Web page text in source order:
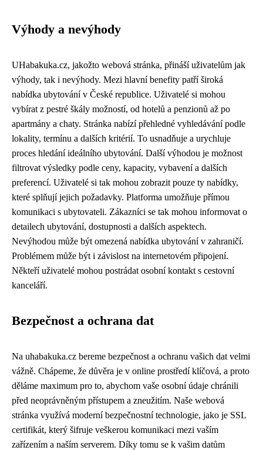
Výhody a nevýhody
UHabakuka.cz, jakožto webová stránka, přináší uživatelům jak
výhody, tak i nevýhody. Mezi hlavní benefity patří široká
nabídka ubytování v České republice. Uživatelé si mohou
vybírat z pestré škály možností, od hotelů a penzionů až po
apartmány a chaty. Stránka nabízí přehledné vyhledávání podle
lokality, termínu a dalších kritérií. To usnadňuje a urychluje
proces hledání ideálního ubytování. Další výhodou je možnost
filtrovat výsledky podle ceny, kapacity, vybavení a dalších
preferencí. Uživatelé si tak mohou zobrazit pouze ty nabídky,
které splňují jejich požadavky. Platforma umožňuje přímou
komunikaci s ubytovateli. Zákazníci se tak mohou informovat o
detailech ubytování, dostupnosti a dalších aspektech.
Nevýhodou může být omezená nabídka ubytování v zahraničí.
Problémem může být i závislost na internetovém připojení.
Někteří uživatelé mohou postrádat osobní kontakt s cestovní
kanceláří.
Bezpečnost a ochrana dat
Na uhabakuka.cz bereme bezpečnost a ochranu vašich dat velmi
vážně. Chápeme, že důvěra je v online prostředí klíčová, a proto
děláme maximum pro to, abychom vaše osobní údaje chránili
před neoprávněným přístupem a zneužitím. Naše webová
stránka využívá moderní bezpečnostní technologie, jako je SSL
certifikát, který šifruje veškerou komunikaci mezi vaším
zařízením a naším serverem. Díky tomu se k vašim datům